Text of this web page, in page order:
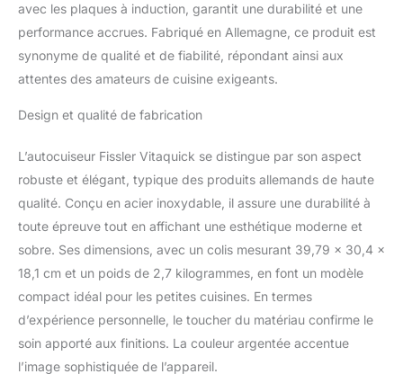
avec les plaques à induction, garantit une durabilité et une
performance accrues. Fabriqué en Allemagne, ce produit est
synonyme de qualité et de fiabilité, répondant ainsi aux
attentes des amateurs de cuisine exigeants.
Design et qualité de fabrication
L’autocuiseur Fissler Vitaquick se distingue par son aspect
robuste et élégant, typique des produits allemands de haute
qualité. Conçu en acier inoxydable, il assure une durabilité à
toute épreuve tout en affichant une esthétique moderne et
sobre. Ses dimensions, avec un colis mesurant 39,79 x 30,4 x
18,1 cm et un poids de 2,7 kilogrammes, en font un modèle
compact idéal pour les petites cuisines. En termes
d’expérience personnelle, le toucher du matériau confirme le
soin apporté aux finitions. La couleur argentée accentue
l’image sophistiquée de l’appareil.